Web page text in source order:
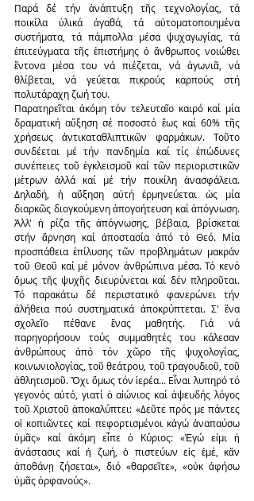
Παρά δέ τήν ἀνάπτυξη τῆς τεχνολογίας, τά
ποικίλα ὑλικά ἀγαθά, τά αὐτοματοποιημένα
συστήματα, τά πάμπολλα μέσα ψυχαγωγίας, τά
ἐπιτεύγματα τῆς ἐπιστήμης ὁ ἄνθρωπος νοιώθει
ἔντονα μέσα του νά πιέζεται, νά ἀγωνιᾶ, νά
θλίβεται, νά γεύεται πικρούς καρπούς στή
πολυτάραχη ζωή του.
Παρατηρεῖται ἀκόμη τόν τελευταῖο καιρό καί μία
δραματική αὔξηση σέ ποσοστό ἕως καί 60% τῆς
χρήσεως ἀντικαταθλιπτικῶν φαρμάκων. Τοῦτο
συνδέεται μέ τήν πανδημία καί τίς ἐπώδυνες
συνέπειες τοῦ ἐγκλεισμοῦ καί τῶν περιοριστικῶν
μέτρων ἀλλά καί μέ τήν ποικίλη ἀνασφάλεια.
Δηλαδή, ἡ αὔξηση αὐτή ἑρμηνεύεται ὡς μία
διαρκῶς διογκούμενη ἀπογοήτευση καί ἀπόγνωση.
Ἀλλ' ἡ ρίζα τῆς ἀπόγνωσης, βέβαια, βρίσκεται
στήν ἄρνηση καί ἀποστασία ἀπό τό Θεό. Μία
προσπάθεια ἐπίλυσης τῶν προβλημάτων μακράν
τοῦ Θεοῦ καί μέ μόνον ἀνθρώπινα μέσα. Τό κενό
ὅμως τῆς ψυχῆς διευρύνεται καί δέν πληροῦται.
Τό παρακάτω δέ περιστατικό φανερώνει τήν
ἀλήθεια πού συστηματικά ἀποκρύπτεται. Σ' ἕνα
σχολεῖο πέθανε ἕνας μαθητής. Γιά νά
παρηγορήσουν τούς συμμαθητές του κάλεσαν
ἀνθρώπους ἀπό τόν χῶρο τῆς ψυχολογίας,
κοινωνιολογίας, τοῦ θεάτρου, τοῦ τραγουδιοῦ, τοῦ
ἀθλητισμοῦ. Ὄχι ὅμως τόν ἱερέα... Εἶναι λυπηρό τό
γεγονός αὐτό, γιατί ὁ αἰώνιος καί ἀψευδής λόγος
τοῦ Χριστοῦ ἀποκαλύπτει: «Δεῦτε πρός με πάντες
οἱ κοπιῶντες καί πεφορτισμένοι κἀγώ ἀναπαύσω
ὑμᾶς» καί ἀκόμη εἶπε ὁ Κύριος: «Ἐγώ εἰμι ἡ
ἀνάστασις καί ἡ ζωή, ὁ πιστεύων εἰς ἐμέ, κἄν
ἀποθάνῃ ζήσεται», διό «θαρσεῖτε», «οὐκ ἀφήσω
ὑμᾶς ὀρφανούς».